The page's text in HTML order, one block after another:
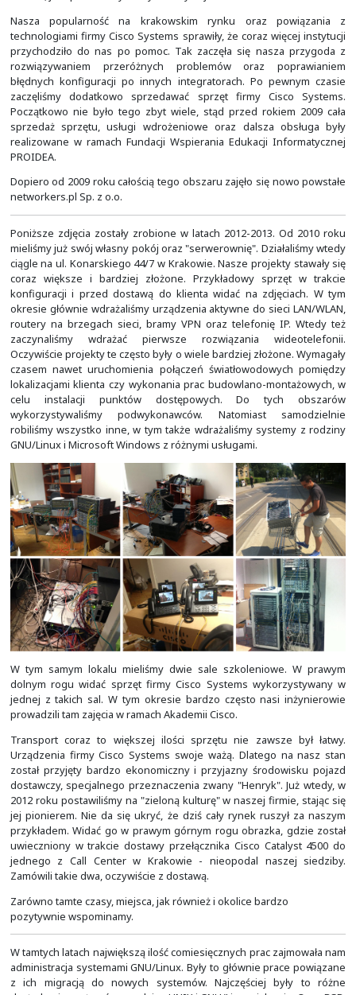
Miejsce to było kojarzone przez wiele osób z
Edukacji Informatycznej PROIDEA. To tam nasza
inżynierów prowadziła zajęcia przygotowujące do
Routing & Switching, CCNA Voice, CCNA Security,
Switching oraz z systemów należących do rodziny
okresie najbardziej byliśmy kojarzeni ze
Systems. Na nasze zajęcia przychodzili zarówno
uczelni, jak i pracownicy różnych instytucji.
Nasza popularność na krakowskim rynku oraz
technologiami firmy Cisco Systems sprawiły, że coraz
przychodziło do nas po pomoc. Tak zaczęła się
rozwiązywaniem przeróżnych problemów oraz
błędnych konfiguracji po innych integratorach. Po
zaczęliśmy dodatkowo sprzedawać sprzęt firmy
Początkowo nie było tego zbyt wiele, stąd przed
sprzedaż sprzętu, usługi wdrożeniowe oraz dalsza
realizowane w ramach Fundacji Wspierania Edukacji
PROIDEA.
Dopiero od 2009 roku całością tego obszaru zajęło się
networkers.pl Sp. z o.o.
Poniższe zdjęcia zostały zrobione w latach 2012-2013.
mieliśmy już swój własny pokój oraz "serwerownię".
ciągle na ul. Konarskiego 44/7 w Krakowie. Nasze
coraz większe i bardziej złożone. Przykładowy
konfiguracji i przed dostawą do klienta widać na
okresie głównie wdrażaliśmy urządzenia aktywne do
routery na brzegach sieci, bramy VPN oraz telefonię
zaczynaliśmy wdrażać pierwsze rozwiązania
Oczywiście projekty te często były o wiele bardziej
czasem nawet uruchomienia połączeń
lokalizacjami klienta czy wykonania prac budowlano-
celu instalacji punktów dostępowych. Do
wykorzystywaliśmy podwykonawców. Natomiast
robiliśmy wszystko inne, w tym także wdrażaliśmy
GNU/Linux i Microsoft Windows z różnymi usługami.